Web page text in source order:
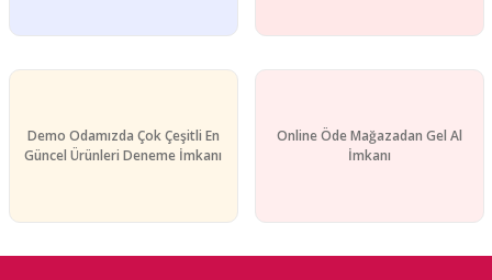
Demo Odamızda Çok Çeşitli En
Güncel Ürünleri Deneme İmkanı
Online Öde Mağazadan Gel Al
İmkanı